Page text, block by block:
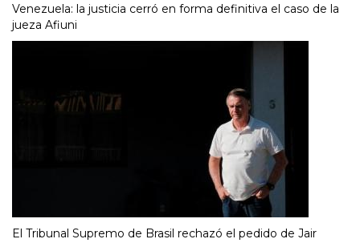
Venezuela: la justicia cerró en forma definitiva el caso de la
jueza Afiuni
El Tribunal Supremo de Brasil rechazó el pedido de Jair